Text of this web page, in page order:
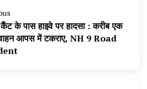
कैंट के पास हाइवे पर हादसा : करीब एक
आपस में टकराए, NH 9 Road